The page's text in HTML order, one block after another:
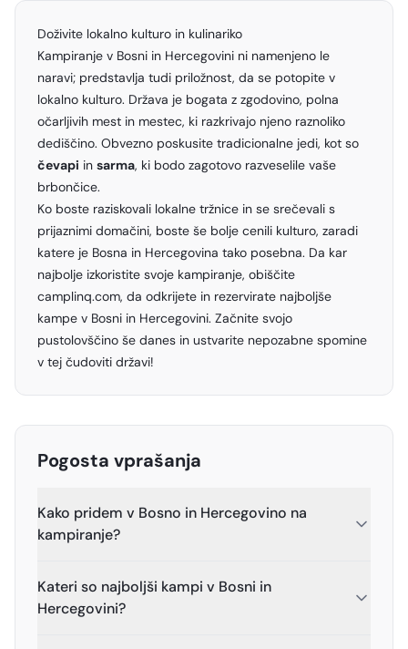
Doživite lokalno kulturo in kulinariko
Kampiranje v Bosni in Hercegovini ni namenjeno le
naravi; predstavlja tudi priložnost, da se potopite v
lokalno kulturo. Država je bogata z zgodovino, polna
očarljivih mest in mestec, ki razkrivajo njeno raznoliko
dediščino. Obvezno poskusite tradicionalne jedi, kot so
čevapi in sarma, ki bodo zagotovo razveselile vaše
brbončice.
Ko boste raziskovali lokalne tržnice in se srečevali s
prijaznimi domačini, boste še bolje cenili kulturo, zaradi
katere je Bosna in Hercegovina tako posebna. Da kar
najbolje izkoristite svoje kampiranje, obiščite
camplinq.com, da odkrijete in rezervirate najboljše
kampe v Bosni in Hercegovini. Začnite svojo
pustolovščino še danes in ustvarite nepozabne spomine
v tej čudoviti državi!
Pogosta vprašanja
Kako pridem v Bosno in Hercegovino na
kampiranje?
Kateri so najboljši kampi v Bosni in
Hercegovini?